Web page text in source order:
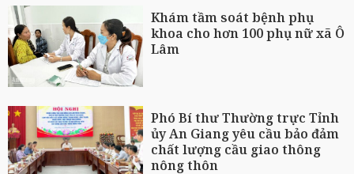
Khám tầm soát bệnh phụ
khoa cho hơn 100 phụ nữ xã Ô
Lâm
Phó Bí thư Thường trực Tỉnh
ủy An Giang yêu cầu bảo đảm
chất lượng cầu giao thông
nông thôn